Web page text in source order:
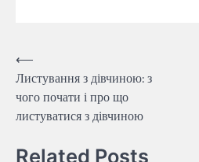
Навігація
записів
⟵
Листування з дівчиною: з
чого почати і про що
листуватися з дівчиною
Related Posts